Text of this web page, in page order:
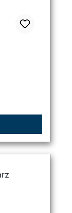
5 von 5 Sternen